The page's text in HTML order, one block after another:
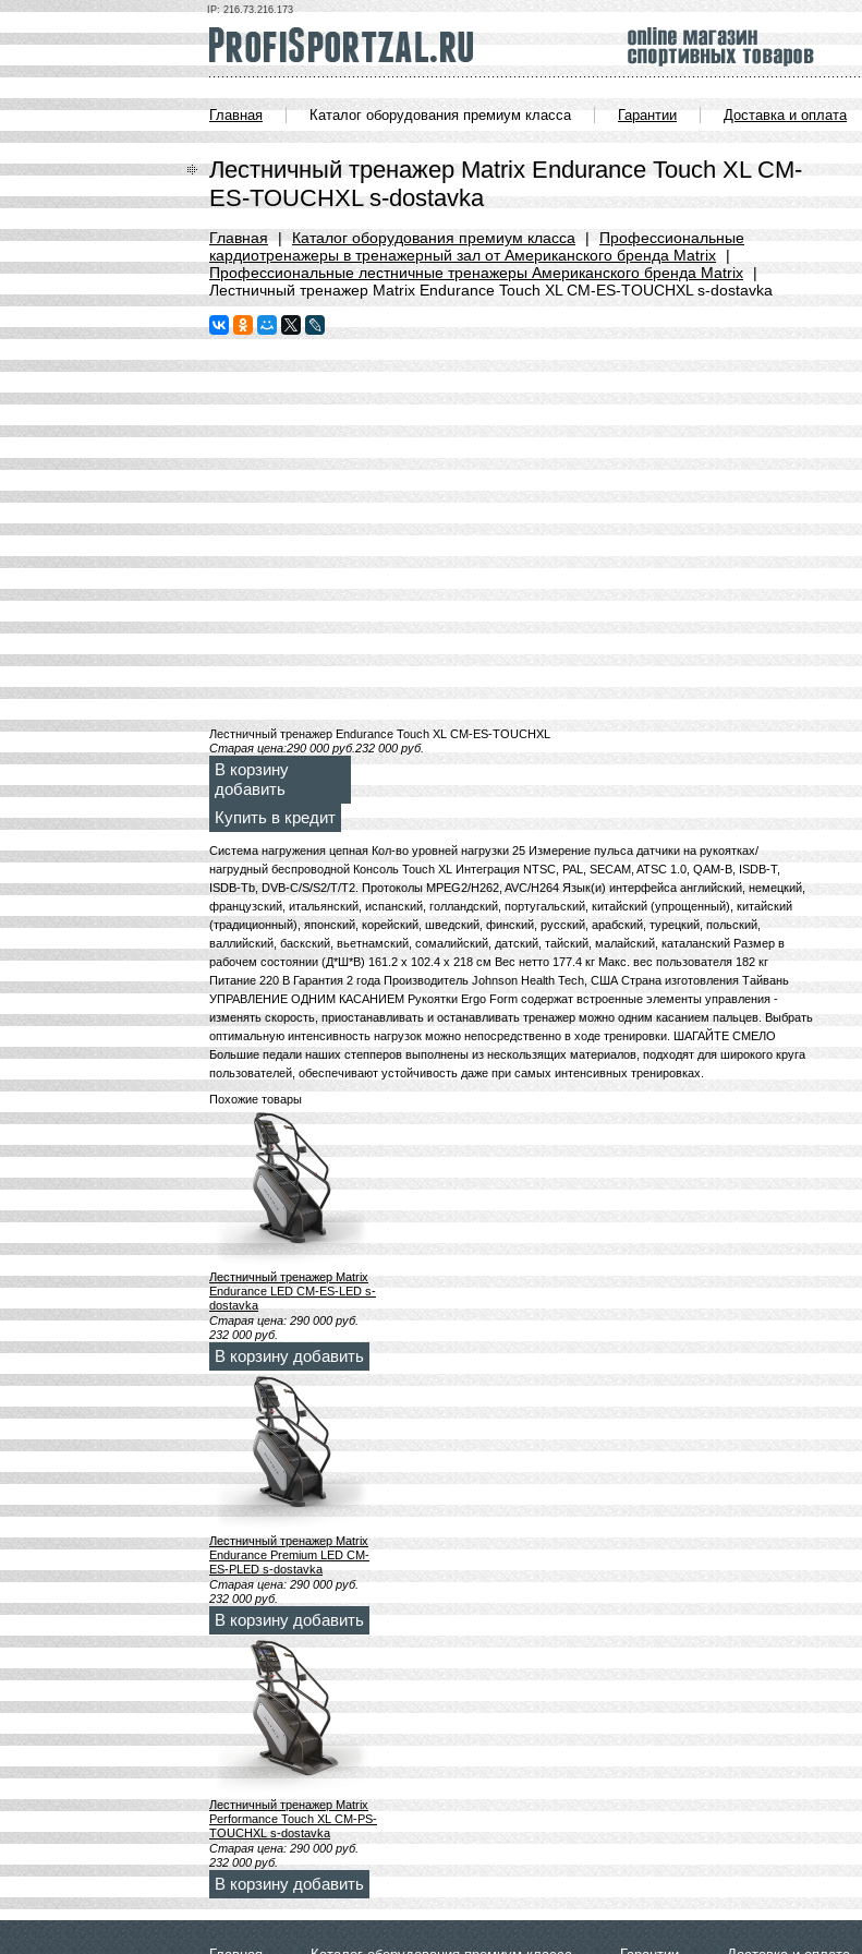
IP: 216.73.216.173
Главная Каталог оборудования премиум класса Гарантии Доставка и оплата
Лестничный тренажер Matrix Endurance Touch XL CM-
ES-TOUCHXL s-dostavka
Главная | Каталог оборудования премиум класса |
Профессиональные
кардиотренажеры в тренажерный зал от Американского бренда Matrix
|
Профессиональные лестничные тренажеры Американского бренда Matrix
|
Лестничный тренажер Matrix Endurance Touch XL CM-ES-TOUCHXL s-dostavka
Лестничный тренажер Endurance Touch XL CM-ES-TOUCHXL
Старая цена:290 000 руб.232 000 руб.
В корзину
добавить
Купить в кредит
Система нагружения цепная Кол-во уровней нагрузки 25 Измерение пульса датчики на рукоятках/
нагрудный беспроводной Консоль Touch XL Интеграция NTSC, PAL, SECAM, ATSC 1.0, QAM-B, ISDB-T,
ISDB-Tb, DVB-C/S/S2/T/T2. Протоколы MPEG2/H262, AVC/H264 Язык(и) интерфейса английский, немецкий,
французский, итальянский, испанский, голландский, португальский, китайский (упрощенный), китайский
(традиционный), японский, корейский, шведский, финский, русский, арабский, турецкий, польский,
валлийский, баскский, вьетнамский, сомалийский, датский, тайский, малайский, каталанский Размер в
рабочем состоянии (Д*Ш*В) 161.2 x 102.4 x 218 см Вес нетто 177.4 кг Макс. вес пользователя 182 кг
Питание 220 В Гарантия 2 года Производитель Johnson Health Tech, США Страна изготовления Тайвань
УПРАВЛЕНИЕ ОДНИМ КАСАНИЕМ Рукоятки Ergo Form содержат встроенные элементы управления -
изменять скорость, приостанавливать и останавливать тренажер можно одним касанием пальцев. Выбрать
оптимальную интенсивность нагрузок можно непосредственно в ходе тренировки. ШАГАЙТЕ СМЕЛО
Большие педали наших степперов выполнены из нескользящих материалов, подходят для широкого круга
пользователей, обеспечивают устойчивость даже при самых интенсивных тренировках.
Похожие товары
Лестничный тренажер Matrix
Endurance LED CM-ES-LED s-
dostavka
Старая цена: 290 000 руб.
232 000 руб.
В корзину добавить
Лестничный тренажер Matrix
Endurance Premium LED CM-
ES-PLED s-dostavka
Старая цена: 290 000 руб.
232 000 руб.
В корзину добавить
Лестничный тренажер Matrix
Performance Touch XL CM-PS-
TOUCHXL s-dostavka
Старая цена: 290 000 руб.
232 000 руб.
В корзину добавить